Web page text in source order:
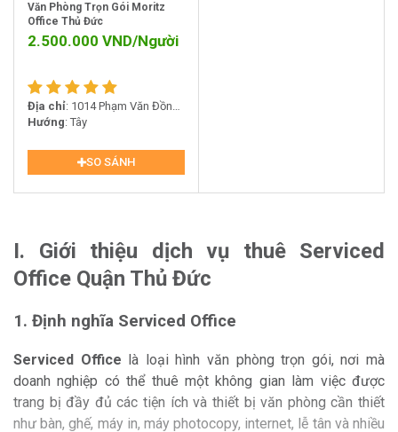
Văn Phòng Trọn Gói Moritz
Office Thủ Đức
2.500.000 VND/Người
Địa chỉ: 1014 Phạm Văn Đồng,
Phường Hiệp Bình Chánh,
Hướng : Tây
SO SÁNH
I. Giới thiệu dịch vụ thuê Serviced
Office Quận Thủ Đức
1. Định nghĩa Serviced Office
Serviced Office là loại hình văn phòng trọn gói, nơi mà
doanh nghiệp có thể thuê một không gian làm việc được
trang bị đầy đủ các tiện ích và thiết bị văn phòng cần thiết
như bàn, ghế, máy in, máy photocopy, internet, lễ tân và nhiều